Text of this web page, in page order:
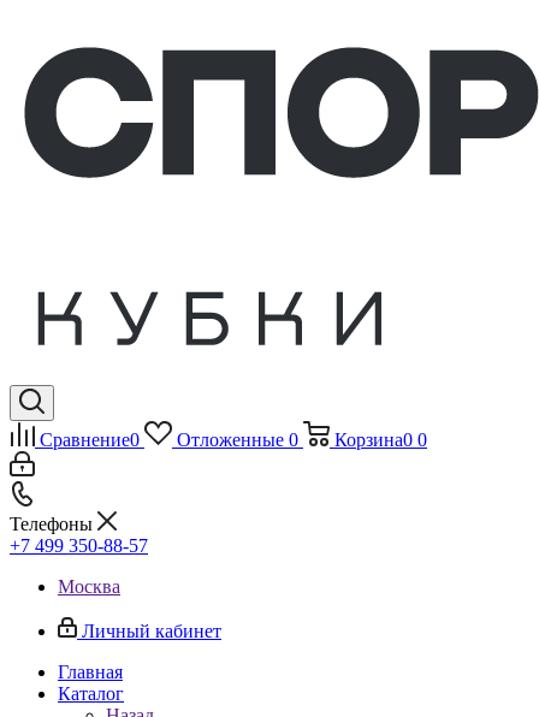
Сравнение0 Отложенные 0 Корзина0 0
Телефоны
+7 499 350-88-57
Москва
Личный кабинет
Главная
Каталог